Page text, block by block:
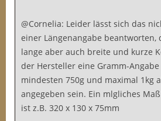
@Cornelia: Leider lässt sich das
einer Längenangabe beantworten,
lange aber auch breite und kurze
der Hersteller eine Gramm-
mindesten 750g und maximal 1kg
angegeben sein. Ein mlgliches
ist z.B. 320 x 130 x 75mm